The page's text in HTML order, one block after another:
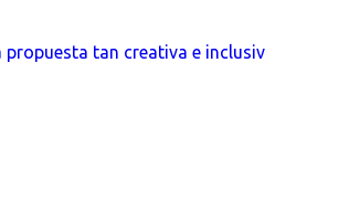
tan creativa e inclusiv